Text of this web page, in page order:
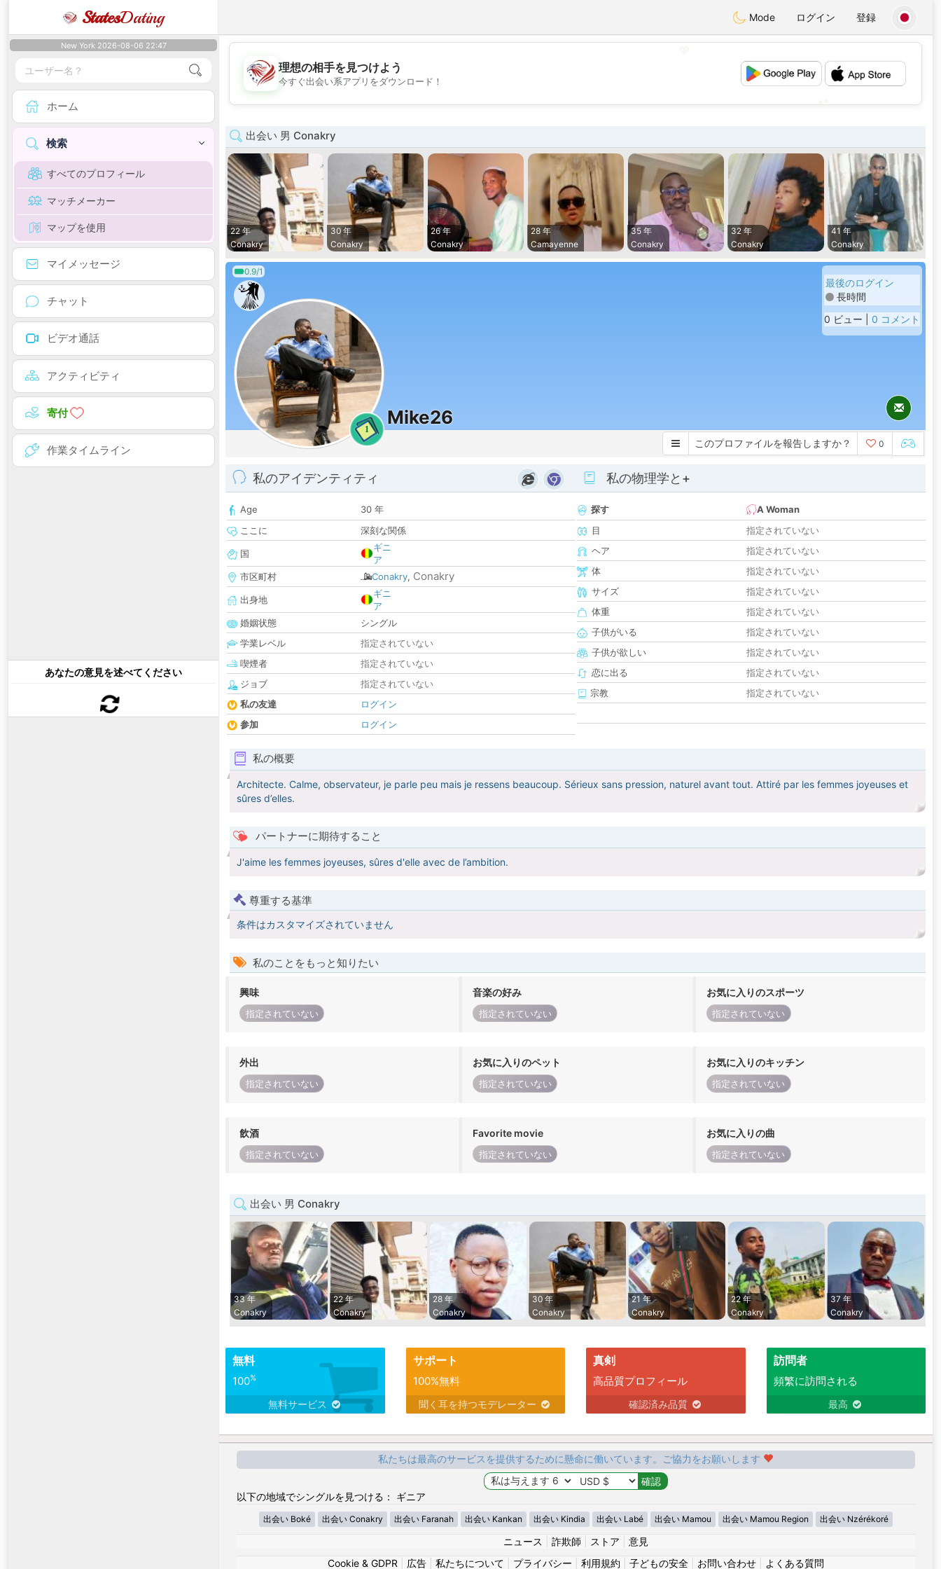
StatesDating Mode ログイン 登録
New York 2026-08-06 22:47
ホーム
検索
すべてのプロフィール
マッチメーカー
マップを使用
マイメッセージ
チャット
ビデオ通話
アクティビティ
寄付
作業タイムライン
あなたの意見を述べてください
💖
💕
理想の相手を見つけよう
今すぐ出会い系アプリをダウンロード！
出会い 男 Conakry
22 年
Conakry
30 年
Conakry
26 年
Conakry
28 年
Camayenne
35 年
Conakry
32 年
Conakry
41 年
Conakry
0.9/1
1
Mike26
最後のログイン
長時間
0 ビュー | 0 コメント
このプロファイルを報告しますか？ 0
私のアイデンティティ
Age
30 年
ここに
深刻な関係
国
ギニ
ア
市区町村
Conakry, Conakry
出身地
ギニ
ア
婚姻状態
シングル
学業レベル
指定されていない
喫煙者
指定されていない
ジョブ
指定されていない
私の友達
ログイン
参加
ログイン
私の物理学と+
探す
A Woman
目
指定されていない
ヘア
指定されていない
体
指定されていない
サイズ
指定されていない
体重
指定されていない
子供がいる
指定されていない
子供が欲しい
指定されていない
恋に出る
指定されていない
宗教
指定されていない
私の概要
Architecte. Calme, observateur, je parle peu mais je ressens beaucoup. Sérieux sans pression, naturel avant tout. Attiré par les femmes joyeuses et
sûres d’elles.
パートナーに期待すること
J'aime les femmes joyeuses, sûres d'elle avec de l’ambition.
尊重する基準
条件はカスタマイズされていません
私のことをもっと知りたい
興味
指定されていない
音楽の好み
指定されていない
お気に入りのスポーツ
指定されていない
外出
指定されていない
お気に入りのペット
指定されていない
お気に入りのキッチン
指定されていない
飲酒
指定されていない
Favorite movie
指定されていない
お気に入りの曲
指定されていない
出会い 男 Conakry
33 年
Conakry
22 年
Conakry
28 年
Conakry
30 年
Conakry
21 年
Conakry
22 年
Conakry
37 年
Conakry
無料
100%
無料サービス
サポート
100%無料
聞く耳を持つモデレーター
真剣
高品質プロフィール
確認済み品質
訪問者
頻繁に訪問される
最高
私たちは最高のサービスを提供するために懸命に働いています。ご協力をお願いします
以下の地域でシングルを見つける： ギニア
出会い Boké 出会い Conakry 出会い Faranah 出会い Kankan 出会い Kindia 出会い Labé 出会い Mamou 出会い Mamou Region 出会い Nzérékoré
ニュース 詐欺師 ストア
意見
Cookie & GDPR
広告| 私たちについて プライバシー 利用規約 子どもの安全| お問い合わせ| よくある質問